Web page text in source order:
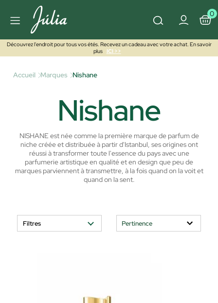
0
Découvrez l'endroit pour tous vos étés. Recevez un cadeau avec votre achat. En savoir
plus
ICI >>
Accueil Marques Nishane
Nishane
NISHANE est née comme la première marque de parfum de
niche créée et distribuée à partir d'Istanbul, ses origines ont
réussi à transformer toute l'essence du pays avec une
parfumerie artistique en qualité et en design que peu de
marques parviennent à transmettre, à la fois quand on la voit et
quand on la sent.
Filtres